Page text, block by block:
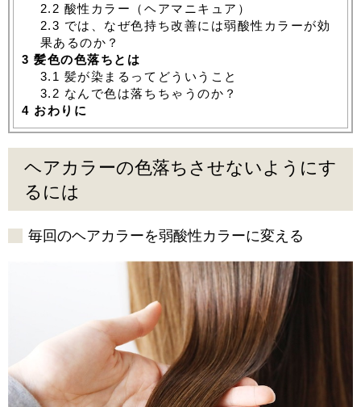
2.2 酸性カラー（ヘアマニキュア）
2.3 では、なぜ色持ち改善には弱酸性カラーが効
果あるのか？
3 髪色の色落ちとは
3.1 髪が染まるってどういうこと
3.2 なんで色は落ちちゃうのか？
4 おわりに
ヘアカラーの色落ちさせないようにす
るには
毎回のヘアカラーを弱酸性カラーに変える